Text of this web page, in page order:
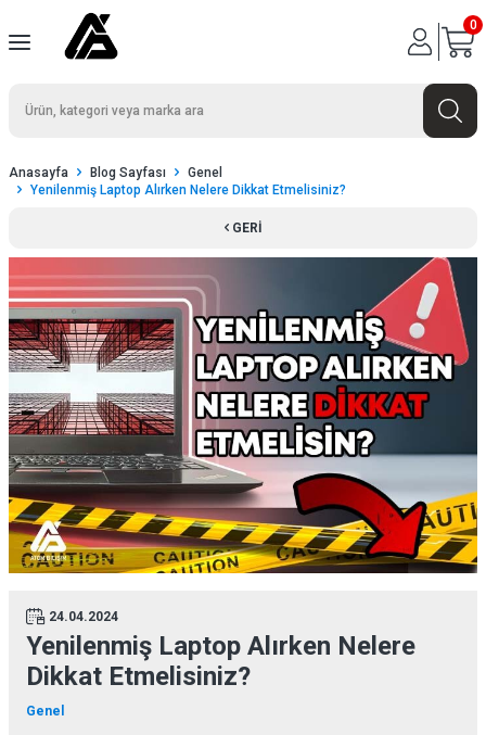
0
Anasayfa Blog Sayfası
Genel
Yenilenmiş Laptop Alırken Nelere Dikkat Etmelisiniz?
GERI
24.04.2024
Yenilenmiş Laptop Alırken Nelere
Dikkat Etmelisiniz?
Genel